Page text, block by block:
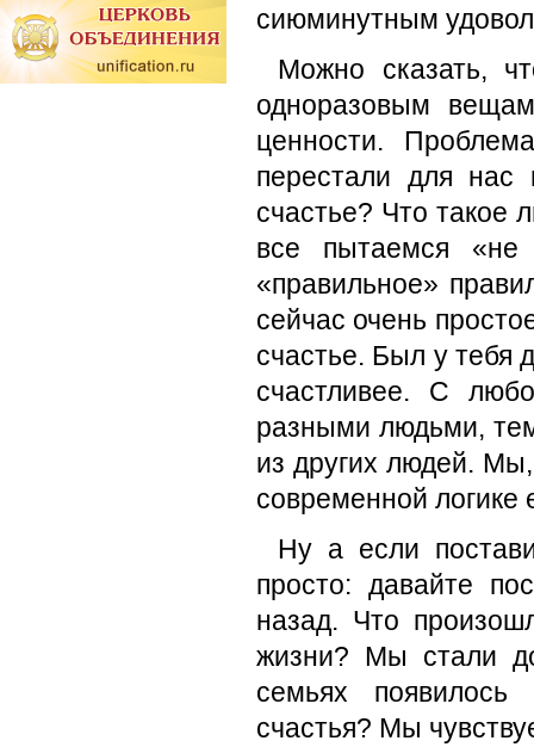
сиюминутным
Можно сказать,
одноразовым
ценности.
перестали для нас
счастье? Что такое
все пытаемся «не
«правильное»
сейчас очень
счастье. Был у тебя
счастливее. С
разными людьми,
из других людей.
современной логике
Ну а если
просто: давайте
назад. Что
жизни? Мы стали
семьях
счастья? Мы